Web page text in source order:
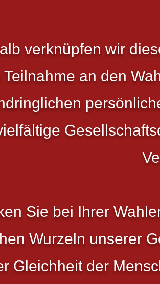
verknüpfen wir
Teilnahme an den
Sie bei Ihrer
Wurzeln unserer
Gleichheit der